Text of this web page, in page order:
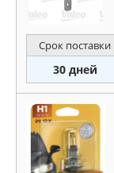
Срок поставки
30 дней